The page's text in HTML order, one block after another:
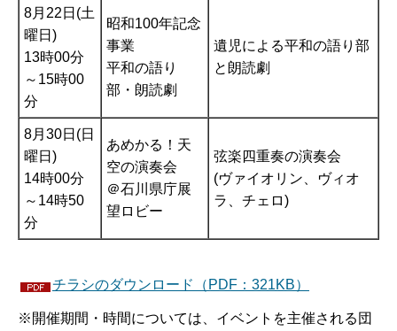
8月22日(土
曜日)
13時00分
～15時00
分
昭和100年記念
事業
平和の語り
部・朗読劇
遺児による平和の語り部
と朗読劇
8月30日(日
曜日)
14時00分
～14時50
分
あめかる！天
空の演奏会
＠石川県庁展
望ロビー
弦楽四重奏の演奏会
(ヴァイオリン、ヴィオ
ラ、チェロ)
チラシのダウンロード（PDF：321KB）
※開催期間・時間については、イベントを主催される団